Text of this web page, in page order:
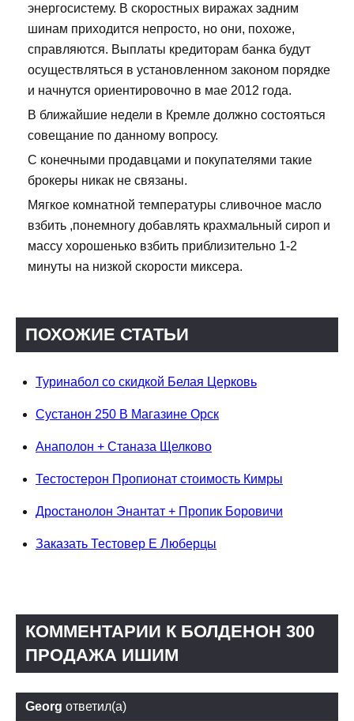
энергосистему. В скоростных виражах задним
шинам приходится непросто, но они, похоже,
справляются. Выплаты кредиторам банка будут
осуществляться в установленном законом порядке
и начнутся ориентировочно в мае 2012 года.
В ближайшие недели в Кремле должно состояться
совещание по данному вопросу.
С конечными продавцами и покупателями такие
брокеры никак не связаны.
Мягкое комнатной температуры сливочное масло
взбить ,понемногу добавлять крахмальный сироп и
массу хорошенько взбить приблизительно 1-2
минуты на низкой скорости миксера.
ПОХОЖИЕ СТАТЬИ
Туринабол со скидкой Белая Церковь
Сустанон 250 В Магазине Орск
Анаполон + Станаза Щелково
Тестостерон Пропионат стоимость Кимры
Дростанолон Энантат + Пропик Боровичи
Заказать Тестовер Е Люберцы
КОММЕНТАРИИ К БОЛДЕНОН 300
ПРОДАЖА ИШИМ
Georg ответил(а)